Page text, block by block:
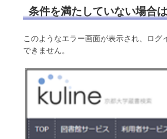
条件を満たしていない場合
このようなエラー画面が表示され、ログ
できません。